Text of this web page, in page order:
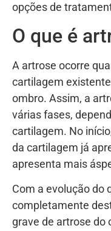
opções de
O que é
A artrose ocorre
cartilagem
ombro. Assim, a
várias fases,
cartilagem. No
da cartilagem já
apresenta mais
Com a evolução do
completamente
grave de artrose do